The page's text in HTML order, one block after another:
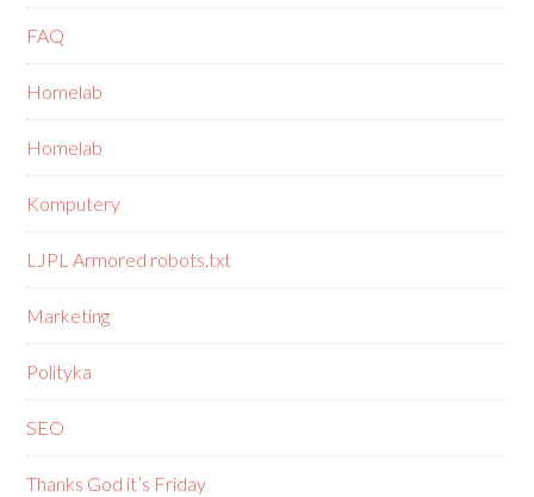
FAQ
Homelab
Homelab
Komputery
LJPL Armored robots.txt
Marketing
Polityka
SEO
Thanks God it’s Friday